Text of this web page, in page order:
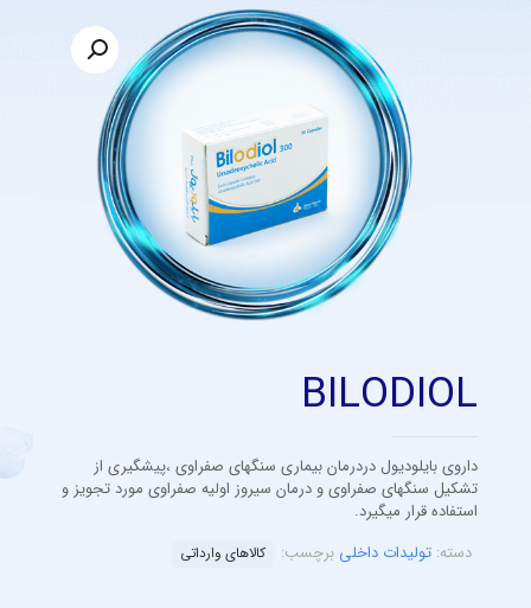
BILODIOL
داروی بایلودیول دردرمان بیماری سنگهای صفراوی ،پیشگیری از
تشکیل سنگهای صفراوی و درمان سیروز اولیه صفراوی مورد تجویز و
استفاده قرار میگیرد.
دسته: تولیدات داخلی برچسب: کالاهای وارداتی